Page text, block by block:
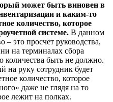
может быть виновен в
и каким-то
количество, которое
системе. В данном
– это просчет руководства,
на терминалах сбора
количества быть не должно.
на руку сотрудник будет
количество, которое
даже не глядя на то
лежит на полках.